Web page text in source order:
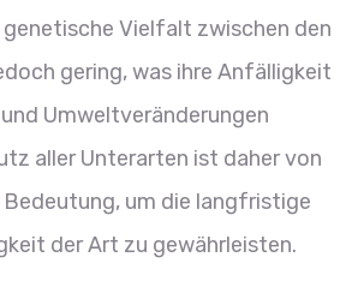
genetische Vielfalt zwischen den
gering, was ihre Anfälligkeit
Umweltveränderungen
aller Unterarten ist daher von
um die langfristige
der Art zu gewährleisten.